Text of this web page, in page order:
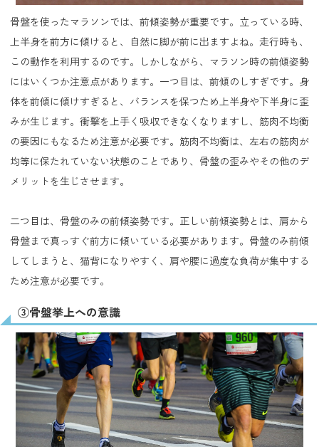
骨盤を使ったマラソンでは、前傾姿勢が重要です。立っている時、
上半身を前方に傾けると、自然に脚が前に出ますよね。走行時も、
この動作を利用するのです。しかしながら、マラソン時の前傾姿勢
にはいくつか注意点があります。一つ目は、前傾のしすぎです。身
体を前傾に傾けすぎると、バランスを保つため上半身や下半身に歪
みが生じます。衝撃を上手く吸収できなくなりますし、筋肉不均衡
の要因にもなるため注意が必要です。筋肉不均衡は、左右の筋肉が
均等に保たれていない状態のことであり、骨盤の歪みやその他のデ
メリットを生じさせます。
二つ目は、骨盤のみの前傾姿勢です。正しい前傾姿勢とは、肩から
骨盤まで真っすぐ前方に傾いている必要があります。骨盤のみ前傾
してしまうと、猫背になりやすく、肩や腰に過度な負荷が集中する
ため注意が必要です。
③骨盤挙上への意識